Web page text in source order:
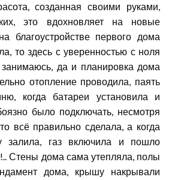
созданная своими руками,
это вдохновляет на новые
благоустройстве первого дома
то здесь с уверенностью с ноля
занимаюсь, да и планировка дома
отопление проводила, паять
когда батареи установила и
было подключать, несмотря
всё правильно сделала, а когда
залила, газ включила и пошло
Стены дома сама утепляла, полы
дома, крышу накрывали